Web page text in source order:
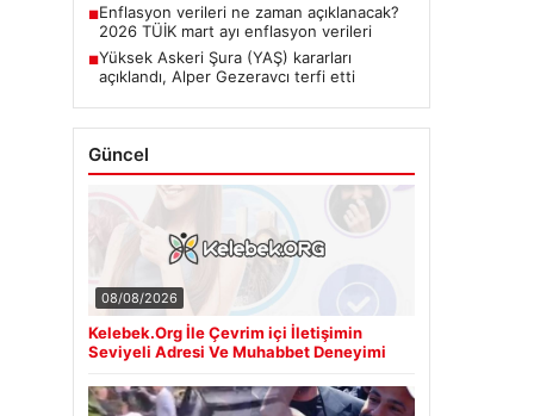
■Enflasyon verileri ne zaman açıklanacak?
2026 TÜİK mart ayı enflasyon verileri
■Yüksek Askeri Şura (YAŞ) kararları
açıklandı, Alper Gezeravcı terfi etti
Güncel
08/08/2026
Kelebek.Org İle Çevrim içi İletişimin
Seviyeli Adresi Ve Muhabbet Deneyimi